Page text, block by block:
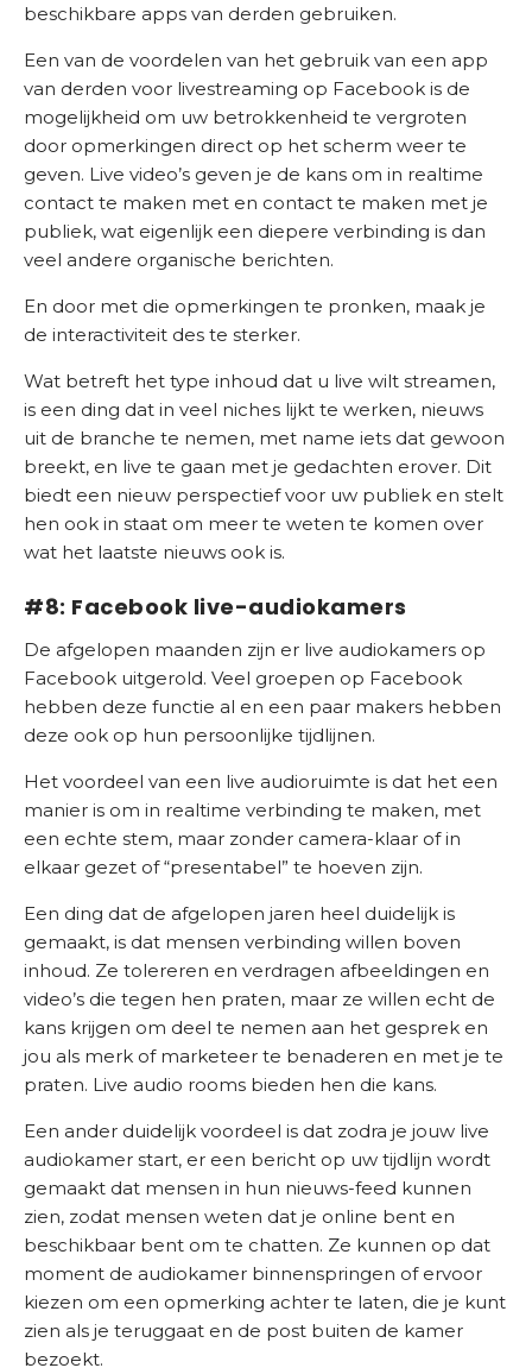
beschikbare apps van derden gebruiken.
Een van de voordelen van het gebruik van een app
van derden voor livestreaming op Facebook is de
mogelijkheid om uw betrokkenheid te vergroten
door opmerkingen direct op het scherm weer te
geven. Live video’s geven je de kans om in realtime
contact te maken met en contact te maken met je
publiek, wat eigenlijk een diepere verbinding is dan
veel andere organische berichten.
En door met die opmerkingen te pronken, maak je
de interactiviteit des te sterker.
Wat betreft het type inhoud dat u live wilt streamen,
is een ding dat in veel niches lijkt te werken, nieuws
uit de branche te nemen, met name iets dat gewoon
breekt, en live te gaan met je gedachten erover. Dit
biedt een nieuw perspectief voor uw publiek en stelt
hen ook in staat om meer te weten te komen over
wat het laatste nieuws ook is.
#8: Facebook live-audiokamers
De afgelopen maanden zijn er live audiokamers op
Facebook uitgerold. Veel groepen op Facebook
hebben deze functie al en een paar makers hebben
deze ook op hun persoonlijke tijdlijnen.
Het voordeel van een live audioruimte is dat het een
manier is om in realtime verbinding te maken, met
een echte stem, maar zonder camera-klaar of in
elkaar gezet of “presentabel” te hoeven zijn.
Een ding dat de afgelopen jaren heel duidelijk is
gemaakt, is dat mensen verbinding willen boven
inhoud. Ze tolereren en verdragen afbeeldingen en
video’s die tegen hen praten, maar ze willen echt de
kans krijgen om deel te nemen aan het gesprek en
jou als merk of marketeer te benaderen en met je te
praten. Live audio rooms bieden hen die kans.
Een ander duidelijk voordeel is dat zodra je jouw live
audiokamer start, er een bericht op uw tijdlijn wordt
gemaakt dat mensen in hun nieuws-feed kunnen
zien, zodat mensen weten dat je online bent en
beschikbaar bent om te chatten. Ze kunnen op dat
moment de audiokamer binnenspringen of ervoor
kiezen om een ​​opmerking achter te laten, die je kunt
zien als je teruggaat en de post buiten de kamer
bezoekt.